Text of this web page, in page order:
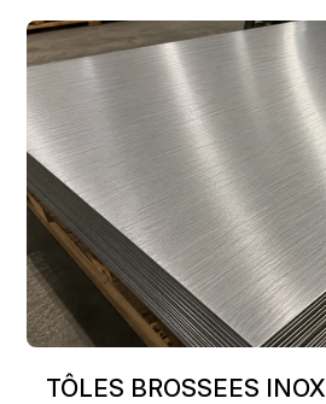
TÔLES BROSSEES INOX